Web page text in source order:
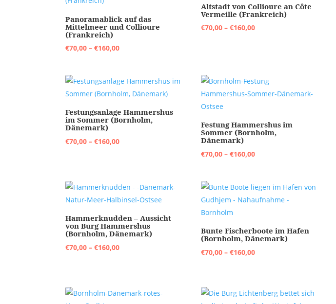
Panoramablick auf das
Mittelmeer und Collioure
(Frankreich)
€70,00 –€160,00Preisspanne:
€160,00
Altstadt von Collioure an Côte
Vermeille (Frankreich)
€70,00 –€160,00Preisspanne:
Festungsanlage Hammershus
im Sommer (Bornholm,
Dänemark)
€70,00 –€160,00Preisspanne:
Festung Hammershus im
Sommer (Bornholm,
Dänemark)
€70,00 –€160,00Preisspanne:
€160,00
Hammerknudden – Aussicht
von Burg Hammershus
(Bornholm, Dänemark)
€70,00 –€160,00Preisspanne:
Bunte Fischerboote im Hafen
(Bornholm, Dänemark)
€70,00 –€160,00Preisspanne:
€160,00